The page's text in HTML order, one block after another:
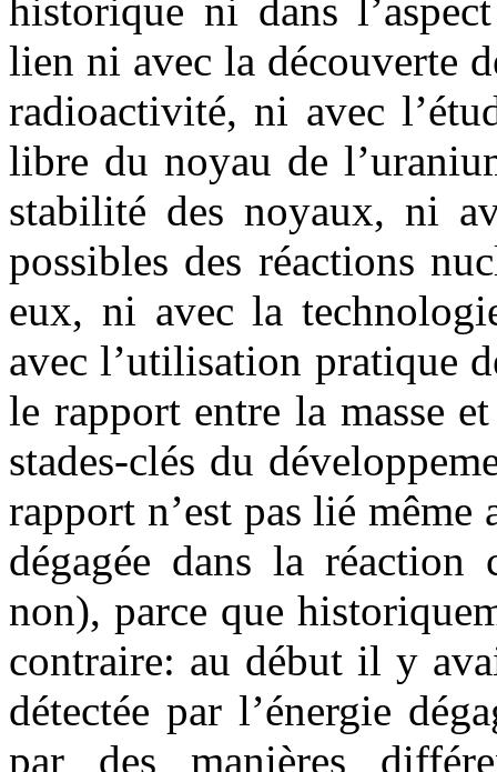
historique ni dans
lien ni avec la découverte
radioactivité, ni avec
libre du noyau de
stabilité des noyaux, ni
possibles des réactions
eux, ni avec la
avec l’utilisation pratique
le rapport entre la masse
stades-clés du
rapport n’est pas lié
dégagée dans la
non), parce que
contraire: au début il y
détectée par l’énergie
par des manières